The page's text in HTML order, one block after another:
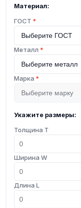
Материал:
ГОСТ *
Металл *
Марка *
Укажите размеры:
Толщина T
Ширина W
Длина L